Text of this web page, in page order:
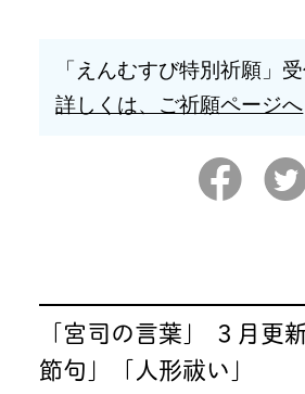
「えんむすび特別祈願」受
詳しくは、ご祈願ページへ
「宮司の言葉」 ３月更
節句」「人形祓い」